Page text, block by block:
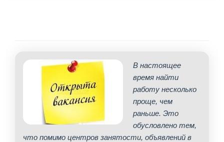
В настоящее
время найти
работу несколько
проще, чем
раньше. Это
обусловлено тем,
что помимо центров занятости, объявлений в